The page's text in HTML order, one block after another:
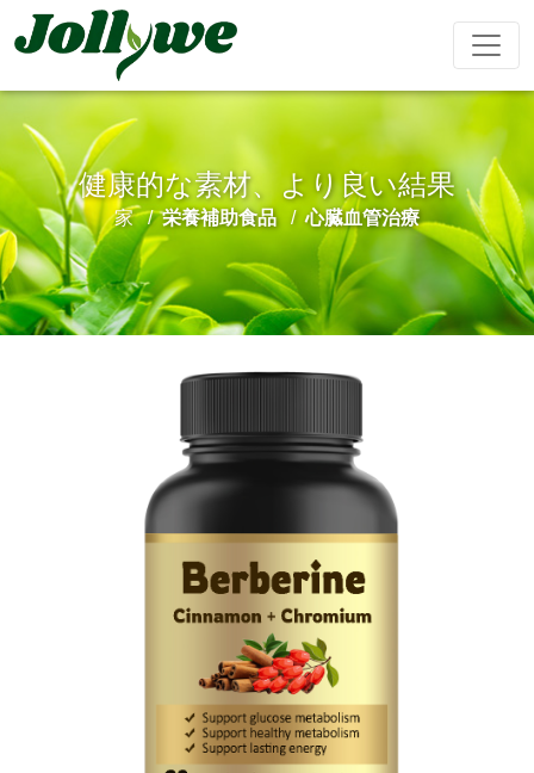
便秘緩和 減量食事
免疫力を高
精欲増強男
性
リ
錠剤 カプセル 粉末飲料
ティーバッグ
健康的な素材、より良い結果
家 栄養補助食品 心臓血管治療